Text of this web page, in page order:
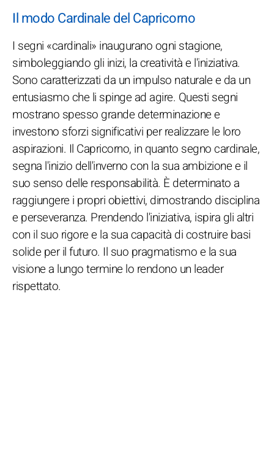
Il modo Cardinale del Capricorno
I segni «cardinali» inaugurano ogni stagione,
simboleggiando gli inizi, la creatività e l'iniziativa.
Sono caratterizzati da un impulso naturale e da un
entusiasmo che li spinge ad agire. Questi segni
mostrano spesso grande determinazione e
investono sforzi significativi per realizzare le loro
aspirazioni. Il Capricorno, in quanto segno cardinale,
segna l'inizio dell'inverno con la sua ambizione e il
suo senso delle responsabilità. È determinato a
raggiungere i propri obiettivi, dimostrando disciplina
e perseveranza. Prendendo l'iniziativa, ispira gli altri
con il suo rigore e la sua capacità di costruire basi
solide per il futuro. Il suo pragmatismo e la sua
visione a lungo termine lo rendono un leader
rispettato.